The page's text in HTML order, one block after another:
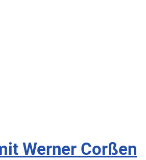
Werner Corßen